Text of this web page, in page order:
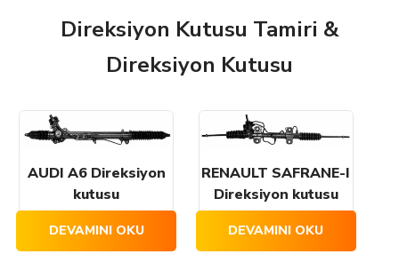
Direksiyon Kutusu Tamiri &
Direksiyon Kutusu
AUDI A6 Direksiyon
kutusu
DEVAMINI OKU
RENAULT SAFRANE-I
Direksiyon kutusu
DEVAMINI OKU